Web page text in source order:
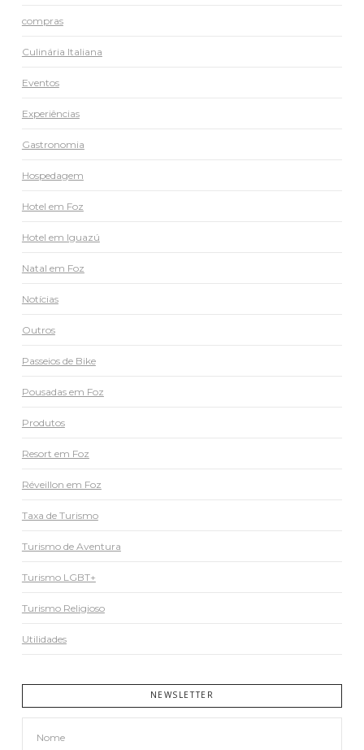
compras
Culinária Italiana
Eventos
Experiências
Gastronomia
Hospedagem
Hotel em Foz
Hotel em Iguazú
Natal em Foz
Notícias
Outros
Passeios de Bike
Pousadas em Foz
Produtos
Resort em Foz
Réveillon em Foz
Taxa de Turismo
Turismo de Aventura
Turismo LGBT+
Turismo Religioso
Utilidades
NEWSLETTER